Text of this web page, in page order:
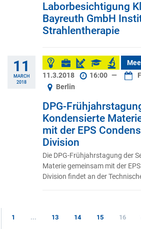
Laborbesichtigung
Bayreuth GmbH
Strahlentherapie
11
MARCH
2018
11.3.2018
16:00 —
Berlin
DPG-
Kondensierte
mit der EPS
Division
Die DPG-Frühjahrstagung der
Materie gemeinsam mit der
Division findet an der
1 ... 13 14 15 16